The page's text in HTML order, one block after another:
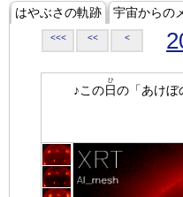
はやぶさの軌跡 宇宙からの
<<< << <
♪この日
ひ
の「あけぼ